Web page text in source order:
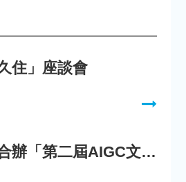
住」座談會
香港珠海學院合辦「第二屆AIGC文化數字內容創作比賽」